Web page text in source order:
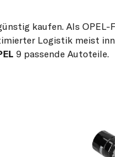
kaufen. Als OPEL-
Logistik meist
9 passende Autoteile.